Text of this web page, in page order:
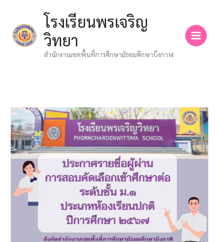
content
โรงเรียนพรเจริญ
วิทยา
สำนักงานเขตพื้นที่การศึกษามัธยมศึกษาบึงกาฬ